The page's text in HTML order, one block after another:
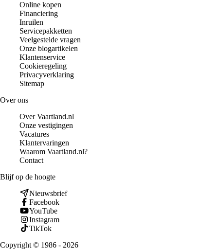
Online kopen
Financiering
Inruilen
Servicepakketten
Veelgestelde vragen
Onze blogartikelen
Klantenservice
Cookieregeling
Privacyverklaring
Sitemap
Over ons
Over Vaartland.nl
Onze vestigingen
Vacatures
Klantervaringen
Waarom Vaartland.nl?
Contact
Blijf op de hoogte
Nieuwsbrief
Facebook
YouTube
Instagram
TikTok
Copyright © 1986 - 2026